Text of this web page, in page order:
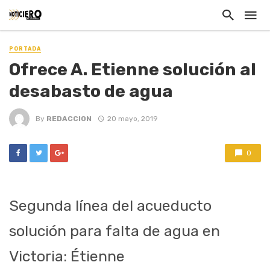
PORTADA
Ofrece A. Etienne solución al
desabasto de agua
By REDACCION 20 mayo, 2019
0
Segunda línea del acueducto
solución para falta de agua en
Victoria: Étienne